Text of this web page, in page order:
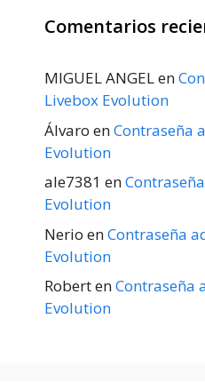
Comentarios
MIGUEL ANGELen
Livebox Evolution
Álvaro enContraseña
Evolution
ale7381 en
Evolution
Nerio enContraseña
Evolution
RobertenContraseña
Evolution